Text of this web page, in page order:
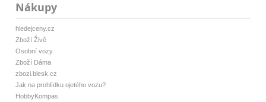
Nákupy
hledejceny.cz
Zboží Živě
Osobní vozy
Zboží Dáma
zbozi.blesk.cz
Jak na prohlídku ojetého vozu?
HobbyKompas